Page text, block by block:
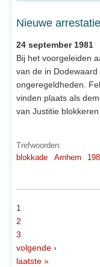
Nieuwe
24 september 1981
Bij het voorgeleiden
van de in
ongeregeldheden.
vinden plaats als
van Justitie
Trefwoorden:
blokkade
Arnhem
1
2
3
volgende ›
laatste »